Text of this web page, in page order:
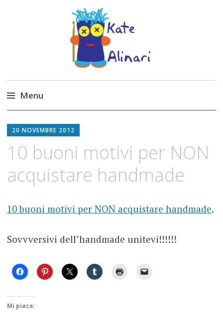
Made by Kate
Kate Alinari, corsi di uncinetto, entusiasmo,
schemi gratuiti, amigurumi, I Balocchi del Tipo
Strano, traduzioni e tanto divertimento!
Menu
to
content
20 NOVEMBRE 2012
10 buoni motivi per NON
acquistare handmade
10 buoni motivi per NON acquistare handmade.
Sovvversivi dell’handmade unitevi!!!!!!
Mi piace: